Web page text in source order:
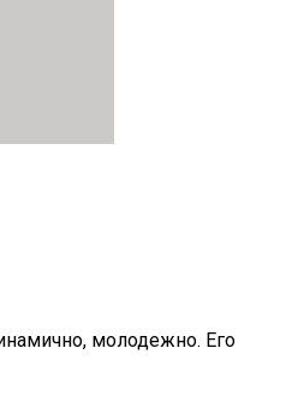
молодежно. Его